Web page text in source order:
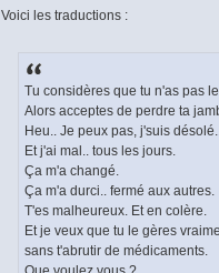
Voici les traductions :
Tu considères que tu n'as pas
Alors acceptes de perdre ta
Heu.. Je peux pas, j'suis
Et j'ai mal.. tous les jours.
Ça m'a changé.
Ça m'a durci.. fermé aux autres.
T'es malheureux. Et en colère.
Et je veux que tu le gères
sans t'abrutir de médicaments.